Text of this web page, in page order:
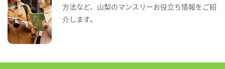
方法など、山梨のマンスリーお役立ち情報をご紹
介します。